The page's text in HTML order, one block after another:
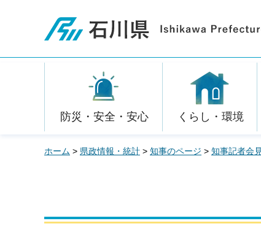
石川県
防災・安全・安心 くらし・環境
ホーム > 県政情報・統計 > 知事のページ > 知事記者会